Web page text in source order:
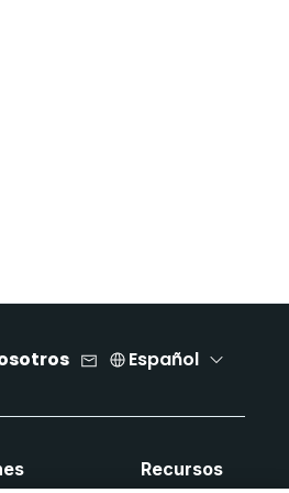
Español
Recursos